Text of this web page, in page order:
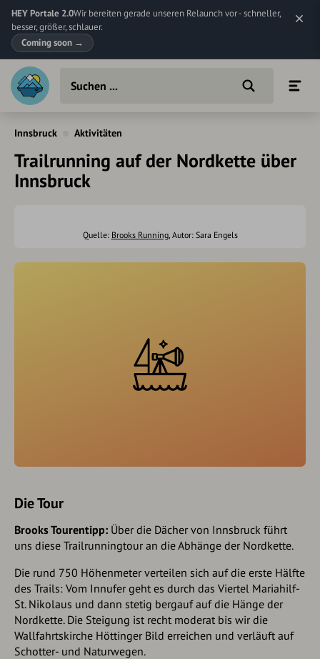
HEY Portale 2.0Wir bereiten gerade unseren Relaunch vor - schneller,
besser, größer, schlauer.
Coming soon →
Innsbruck Aktivitäten
Trailrunning auf der Nordkette über
Innsbruck
Quelle: Brooks Running, Autor: Sara Engels
Die Tour
Brooks Tourentipp: Über die Dächer von Innsbruck führt
uns diese Trailrunningtour an die Abhänge der Nordkette.
Die rund 750 Höhenmeter verteilen sich auf die erste Hälfte
des Trails: Vom Innufer geht es durch das Viertel Mariahilf-
St. Nikolaus und dann stetig bergauf auf die Hänge der
Nordkette. Die Steigung ist recht moderat bis wir die
Wallfahrtskirche Höttinger Bild erreichen und verläuft auf
Schotter- und Naturwegen.